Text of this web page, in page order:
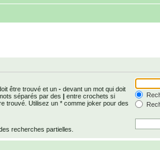
être trouvé et un - devant un mot qui doit
séparés par des | entre crochets si
trouvé. Utilisez un * comme joker pour des
recherches partielles.